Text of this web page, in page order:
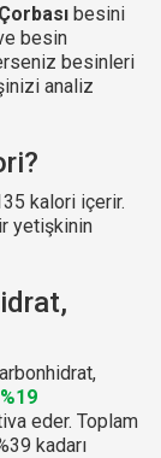
besini
besin
besinleri
analiz
kalori içerir.
yetişkinin
%19
eder. Toplam
kadarı